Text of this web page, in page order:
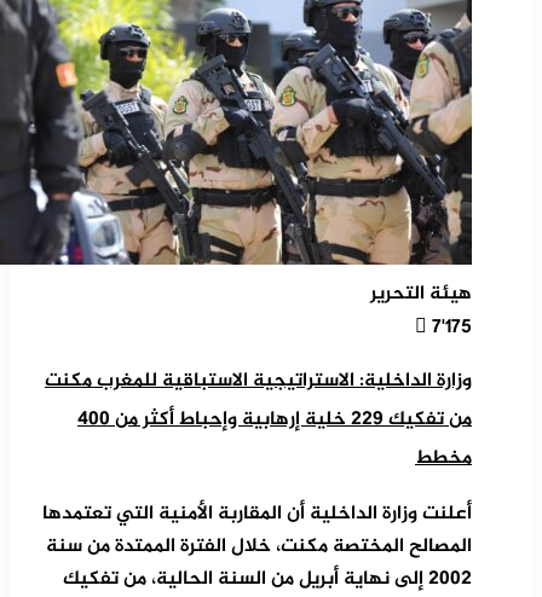
هيئة التحرير
7٬175
وزارة الداخلية: الاستراتيجية الاستباقية للمغرب مكنت
من تفكيك 229 خلية إرهابية وإحباط أكثر من 400
مخطط
أعلنت وزارة الداخلية أن المقاربة الأمنية التي تعتمدها
المصالح المختصة مكنت، خلال الفترة الممتدة من سنة
2002 إلى نهاية أبريل من السنة الحالية، من تفكيك